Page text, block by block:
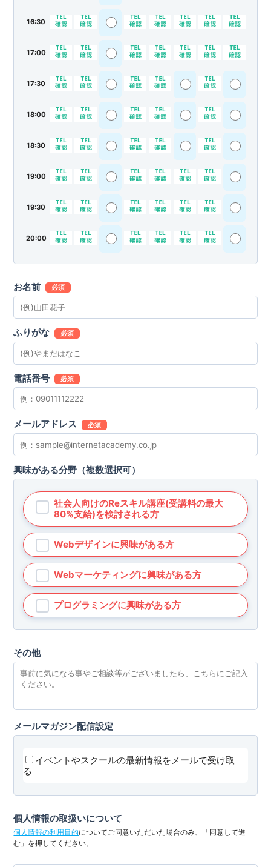
16:30
17:00
17:30
18:00
18:30
19:00
19:30
20:00
お名前 必須
ふりがな 必須
電話番号 必須
メールアドレス 必須
興味がある分野（複数選択可）
社会人向けのReスキル講座(受講料の最大
80%支給)を検討される方
Webデザインに興味がある方
Webマーケティングに興味がある方
プログラミングに興味がある方
その他
メールマガジン配信設定
イベントやスクールの最新情報をメールで受け取
る
個人情報の取扱いについて
個人情報の利用目的についてご同意いただいた場合のみ、「同意して進
む」を押してください。